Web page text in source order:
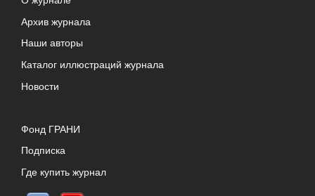
Архив журнала
Наши авторы
Каталог иллюстраций журнала
Новости
Фонд ГРАНИ
Подписка
Где купить журнал